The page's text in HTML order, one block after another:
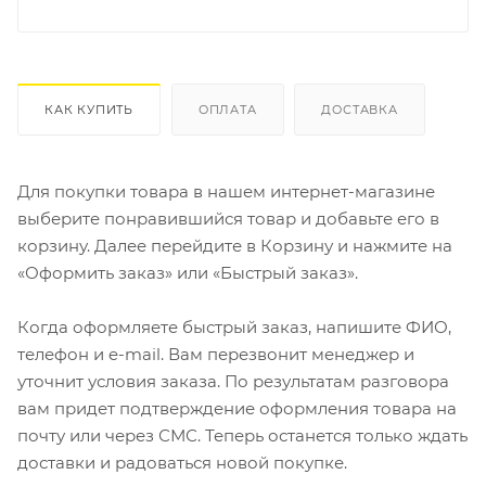
КАК КУПИТЬ ОПЛАТА ДОСТАВКА
Для покупки товара в нашем интернет-магазине
выберите понравившийся товар и добавьте его в
корзину. Далее перейдите в Корзину и нажмите на
«Оформить заказ» или «Быстрый заказ».
Когда оформляете быстрый заказ, напишите ФИО,
телефон и e-mail. Вам перезвонит менеджер и
уточнит условия заказа. По результатам разговора
вам придет подтверждение оформления товара на
почту или через СМС. Теперь останется только ждать
доставки и радоваться новой покупке.